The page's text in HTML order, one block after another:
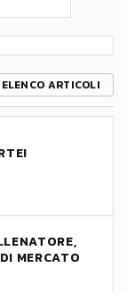
ELENCO ARTICOLI
MERCATO